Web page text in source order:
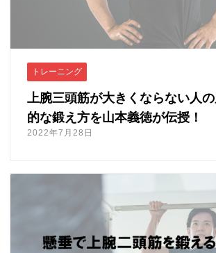
トレーニング
上腕三頭筋が大きくならない人
的な鍛え方を山本義徳が伝授！
2022年7月28日